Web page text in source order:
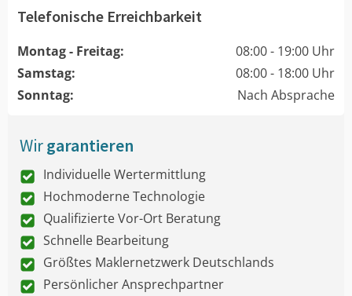
Telefonische Erreichbarkeit
Montag - Freitag:
08:00 - 19:00 Uhr
Samstag:
08:00 - 18:00 Uhr
Sonntag:
Nach Absprache
Wirgarantieren
Individuelle Wertermittlung
Hochmoderne Technologie
Qualifizierte Vor-Ort Beratung
Schnelle Bearbeitung
Größtes Maklernetzwerk Deutschlands
Persönlicher Ansprechpartner